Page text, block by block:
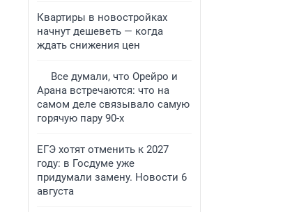
Квартиры в новостройках
начнут дешеветь — когда
ждать снижения цен
Все думали, что Орейро и
Арана встречаются: что на
самом деле связывало самую
горячую пару 90-х
ЕГЭ хотят отменить к 2027
году: в Госдуме уже
придумали замену. Новости 6
августа